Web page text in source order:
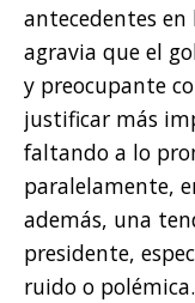
antecedentes
agravia que el
y preocupante
justificar más
faltando a lo
paralelamente,
además, una
presidente,
ruido o